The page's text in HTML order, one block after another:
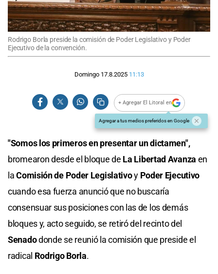
Rodrigo Borla preside la comisión de Poder Legislativo y Poder
Ejecutivo de la convención.
Domingo 17.8.2025 11:13
+ Agregar El Litoral en
Agregar a tus medios preferidos en Google
"Somos los primeros en presentar un dictamen",
bromearon desde el bloque de La Libertad Avanza en
laComisión de Poder LegislativoyPoder Ejecutivo
cuando esa fuerza anunció que no buscaría
consensuar sus posiciones con las de los demás
bloques y, acto seguido, se retiró del recinto del
Senadodonde se reunió la comisión que preside el
radical Rodrigo Borla.